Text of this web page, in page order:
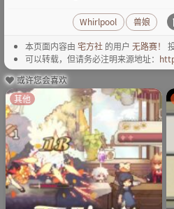
Whirlpool 兽娘
本页面内容由 宅方社 的用户 无路赛！
可以转载，但请务必注明来源地址：
或许您会喜欢
其他